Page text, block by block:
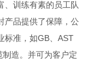
训练有素的员工队
产品提供了保障，公
标准，如GB、AST
造。并可为客户定